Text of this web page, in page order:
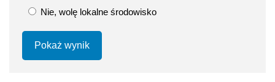
Nie, wolę lokalne środowisko
Pokaż wynik